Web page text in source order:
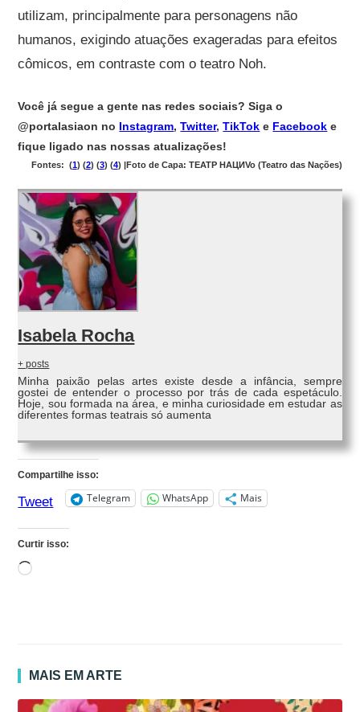
utilizam, principalmente para personagens não
humanos, exigindo atuações exageradas para efeitos
cômicos, em contraste com o teatro Noh.
Você já segue a gente nas redes sociais? Siga o
@portalasiaon no Instagram,Twitter,TikTok e Facebook e
fique ligado nas nossas atualizações!
Fontes: (1) (2) (3) (4) |Foto de Capa: ТЕАТР НАЦИVo (Teatro das Nações)
Isabela Rocha
+ posts
Minha paixão pelas artes existe desde a infância, sempre
gostei de entender o processo por trás de cada espetáculo.
Hoje, sou formada na área, e minha curiosidade em estudar as
diferentes formas teatrais só aumenta
Compartilhe isso:
Tweet Telegram WhatsApp Mais
Curtir isso:
Carregando...
MAIS EM ARTE